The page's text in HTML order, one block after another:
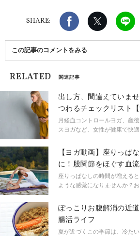
SHARE:
Facebook X（旧
この記事のコメントをみる
RELATED 関連記事
出し方、間違えていま
つわるチェックリスト
識】
月経血コントロールヨガ、産
スヨガなど、女性が健康で快
秘や排泄について、生理中に
子供が欲しい女性が気を付け
ことでより日々が快適になる
をお届けします。
【ヨガ動画】座りっぱ
に！股関節をほぐす血
ッチ
座りっぱなしの時間が増える
ような感覚になりませんか？
画に合わせて動いてみてくだ
ぽっこりお腹解消の近
腸活ライフ
夏が近づくこの季節は、冷た